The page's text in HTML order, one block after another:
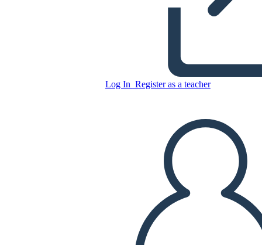
Log In Register as a teacher
דיאגרמה מגרש אלף שמשות
זוהרות
Copy this Storyboard
CREATE A STORYBOARD
PLAY SLIDESHOW
READ TO ME